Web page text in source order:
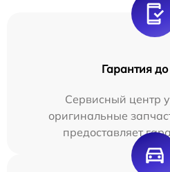
Гарантия
Сервисный центр
оригинальные
предоставляет